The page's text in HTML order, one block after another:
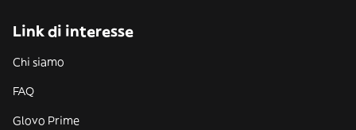
Link di interesse
Chi siamo
FAQ
Glovo Prime